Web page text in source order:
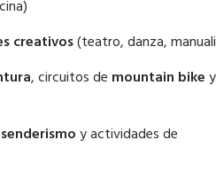
creativos(teatro, danza,
, circuitos de mountain bikey
senderismoy actividades de